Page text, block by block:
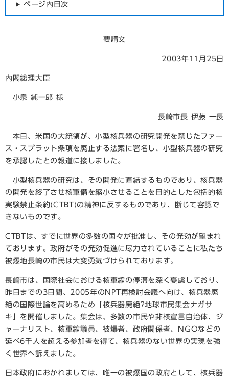
ページ内目次
要請文
2003年11月25日
内閣総理大臣
小泉 純一郎 様
長崎市長 伊藤 一長
本日、米国の大統領が、小型核兵器の研究開発を禁じたファー
ス・スプラット条項を廃止する法案に署名し、小型核兵器の研究
を承認したとの報道に接しました。
小型核兵器の研究は、その開発に直結するものであり、核兵器
の開発を終了させ核軍備を縮小させることを目的とした包括的核
実験禁止条約(CTBT)の精神に反するものであり、断じて容認で
きないものです。
CTBTは、すでに世界の多数の国々が批准し、その発効が望まれ
ております。政府がその発効促進に尽力されていることに私たち
被爆地長崎の市民は大変勇気づけられております。
長崎市は、国際社会における核軍縮の停滞を深く憂慮しており、
昨日までの3日間、2005年のNPT再検討会議へ向け、核兵器廃
絶の国際世論を高めるため「核兵器廃絶?地球市民集会ナガサ
キ」を開催しました。集会は、多数の市民や非核宣言自治体、ジ
ャーナリスト、核軍縮議員、被爆者、政府関係者、NGOなどの
延べ6千人を超える参加者を得て、核兵器のない世界の実現を強
く世界へ訴えました。
日本政府におかれましては、唯一の被爆国の政府として、核兵器